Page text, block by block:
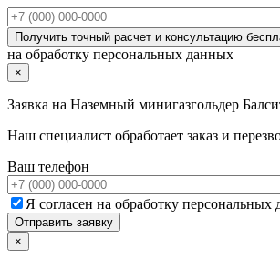
на обработку персональных данных
×
Заявка на Наземный минигазгольдер
Наш специалист обработает заказ и
Ваш телефон
Я согласен на обработку персональных
×